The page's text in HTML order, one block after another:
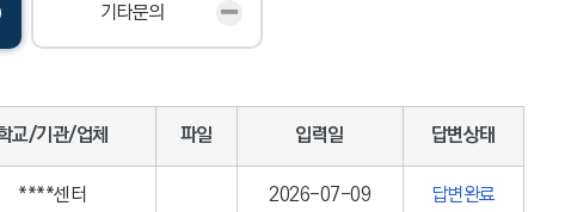
기타문의
교/기관/업체 파일 입력일 답변상태
****센터 2026-07-09 답변완료